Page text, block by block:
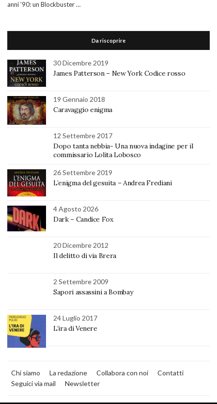
anni ’90: un Blockbuster …
Da riscoprire
30 Dicembre 2019
James Patterson – New York Codice rosso
19 Gennaio 2018
Caravaggio enigma
12 Settembre 2017
Dopo tanta nebbia- Una nuova indagine per il
commissario Lolita Lobosco
26 Settembre 2019
L’enigma del gesuita – Andrea Frediani
4 Agosto 2026
Dark – Candice Fox
20 Dicembre 2012
Il delitto di via Brera
2 Settembre 2009
Sapori assassini a Bombay
24 Luglio 2017
L’ira di Venere
Chi siamo La redazione Collabora con noi
Contatti
Seguici via mail
Newsletter